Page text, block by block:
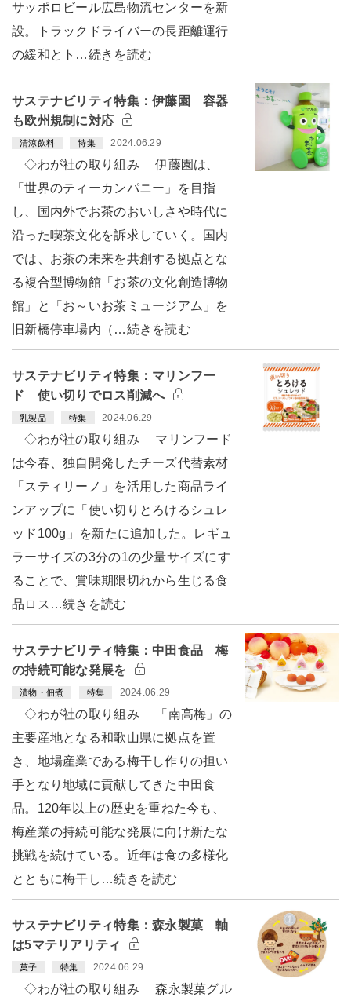
サッポロビール広島物流センターを新
設。トラックドライバーの長距離運行
の緩和とト…続きを読む
サステナビリティ特集：伊藤園 容器
も欧州規制に対応
清涼飲料 特集 2024.06.29
◇わが社の取り組み 伊藤園は、
「世界のティーカンパニー」を目指
し、国内外でお茶のおいしさや時代に
沿った喫茶文化を訴求していく。国内
では、お茶の未来を共創する拠点とな
る複合型博物館「お茶の文化創造博物
館」と「お～いお茶ミュージアム」を
旧新橋停車場内（…続きを読む
サステナビリティ特集：マリンフー
ド 使い切りでロス削減へ
乳製品 特集 2024.06.29
◇わが社の取り組み マリンフード
は今春、独自開発したチーズ代替素材
「スティリーノ」を活用した商品ライ
ンアップに「使い切りとろけるシュレ
ッド100g」を新たに追加した。レギュ
ラーサイズの3分の1の少量サイズにす
ることで、賞味期限切れから生じる食
品ロス…続きを読む
サステナビリティ特集：中田食品 梅
の持続可能な発展を
漬物・佃煮 特集 2024.06.29
◇わが社の取り組み 「南高梅」の
主要産地となる和歌山県に拠点を置
き、地場産業である梅干し作りの担い
手となり地域に貢献してきた中田食
品。120年以上の歴史を重ねた今も、
梅産業の持続可能な発展に向け新たな
挑戦を続けている。近年は食の多様化
とともに梅干し…続きを読む
サステナビリティ特集：森永製菓 軸
は5マテリアリティ
菓子 特集 2024.06.29
◇わが社の取り組み 森永製菓グル